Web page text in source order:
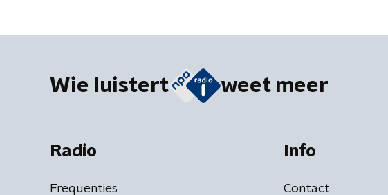
Wie luistert weet meer
Radio
Frequenties
Info
Contact